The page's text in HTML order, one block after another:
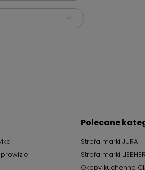
Polecane
Strefa marki JURA
Strefa marki
Okapy kuchenne